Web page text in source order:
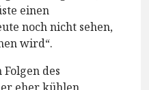
einen
noch nicht sehen,
wird“.
des